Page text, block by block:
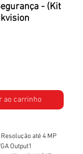
- (Kit
ao carrinho
até 4 MP
Output1